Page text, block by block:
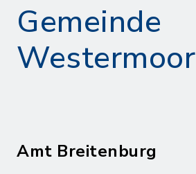
Gemeinde
Westermoor
Amt Breitenburg